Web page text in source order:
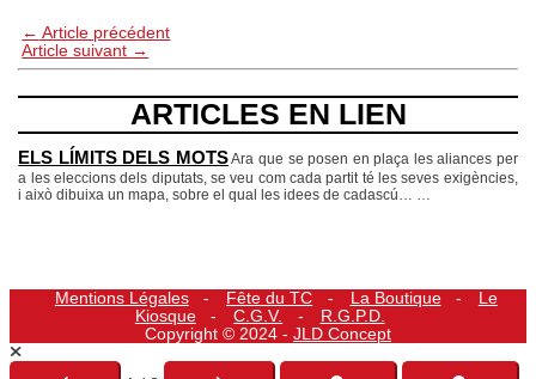
← Article précédent
Article suivant →
ARTICLES EN LIEN
ELS LÍMITS DELS MOTSAra que se posen en plaça les aliances per
a les eleccions dels diputats, se veu com cada partit té les seves exigències,
i això dibuixa un mapa, sobre el qual les idees de cadascú…
Mentions Légales Fête du TC La Boutique
Le
Kiosque
C.G.V.
R.G.P.D.
Copyright © 2024 - JLD Concept